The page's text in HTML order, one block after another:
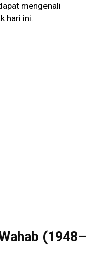
mengenali
hari ini.
(1948–